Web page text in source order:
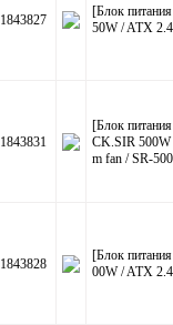
1843827
[Блок
50W / ATX
1843831
[Блок
CK.SIR
m fan / SR-
1843828
[Блок
00W / ATX